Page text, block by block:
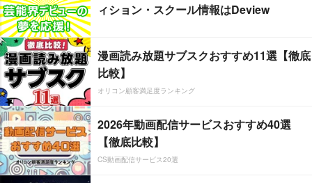
ィション・スクール情報はDeview
漫画読み放題サブスクおすすめ11選【徹底
比較】
オリコン顧客満足度ランキング
2026年動画配信サービスおすすめ40選
【徹底比較】
CS動画配信サービス20選